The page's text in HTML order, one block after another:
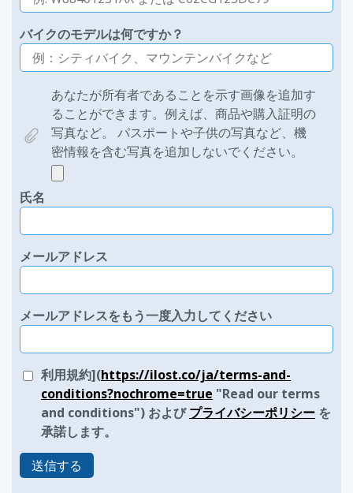
バイクのモデルは何ですか？
あなたが所有者であることを示す画像を追加す
ることができます。例えば、商品や購入証明の
写真など。 パスポートや子供の写真など、機
密情報を含む写真を追加しないでください。
氏名
メールアドレス
メールアドレスをもう一度入力してください
利用規約](https://ilost.co/ja/terms-and-
conditions?nochrome=true "Read our terms
and conditions") およびプライバシーポリシー を
承諾します。
送信する